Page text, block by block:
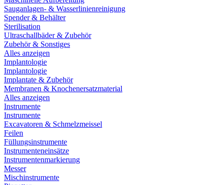
Sauganlagen- & Wasserlinienreinigung
Spender & Behälter
Sterilisation
Ultraschallbäder & Zubehör
Zubehör & Sonstiges
Alles anzeigen
Implantologie
Implantologie
Implantate & Zubehör
Membranen & Knochenersatzmaterial
Alles anzeigen
Instrumente
Instrumente
Excavatoren & Schmelzmeissel
Feilen
Füllungsinstrumente
Instrumenteneinsätze
Instrumentenmarkierung
Messer
Mischinstrumente